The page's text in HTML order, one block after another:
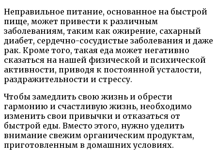
Неправильное питание, основанное на быстрой
пище, может привести к различным
заболеваниям, таким как ожирение, сахарный
диабет, сердечно-сосудистые заболевания и даже
рак. Кроме того, такая еда может негативно
сказаться на нашей физической и психической
активности, приводя к постоянной усталости,
раздражительности и стрессу.
Чтобы замедлить свою жизнь и обрести
гармонию и счастливую жизнь, необходимо
изменить свои привычки и отказаться от
быстрой еды. Вместо этого, нужно уделить
внимание свежим органическим продуктам,
приготовленным в домашних условиях.